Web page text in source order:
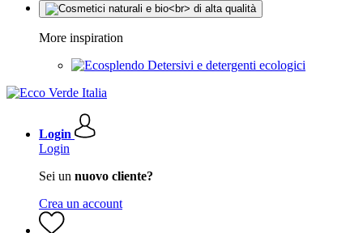
More inspiration
Detersivi e detergenti ecologici
Login
Login
Sei un nuovo cliente?
Crea un account